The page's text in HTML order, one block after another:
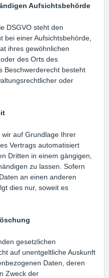
Aufsichtsbehörde
DSGVO steht den
bei einer Aufsichtsbehörde,
ihres gewöhnlichen
des Orts des
Beschwerderecht besteht
oder
auf Grundlage Ihrer
Vertrags automatisiert
Dritten in einem gängigen,
zu lassen. Sofern
an einen anderen
dies nur, soweit es
gesetzlichen
auf unentgeltliche Auskunft
Daten, deren
Zweck der